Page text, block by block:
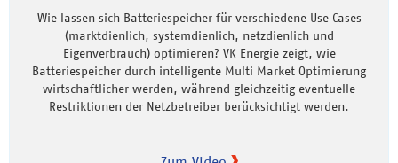
Wie lassen sich Batteriespeicher für verschiedene Use Cases
(marktdienlich, systemdienlich, netzdienlich und
Eigenverbrauch) optimieren? VK Energie zeigt, wie
Batteriespeicher durch intelligente Multi Market Optimierung
wirtschaftlicher werden, während gleichzeitig eventuelle
Restriktionen der Netzbetreiber berücksichtigt werden.